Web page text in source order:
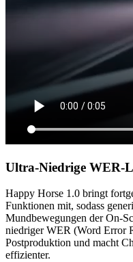
Ultra-Niedrige WER-
Happy Horse 1.0 bringt
Funktionen mit, sodass
Mundbewegungen der On-
niedriger WER (Word Error
Postproduktion und macht
effizienter.